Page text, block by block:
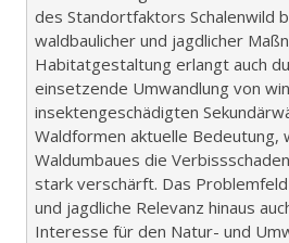
des Standortfaktors Schalenwild
waldbaulicher und jagdlicher
Habitatgestaltung erlangt auch
einsetzende Umwandlung von
insektengeschädigten
Waldformen aktuelle Bedeutung,
Waldumbaues die
stark verschärft. Das
und jagdliche Relevanz hinaus
Interesse für den Natur- und